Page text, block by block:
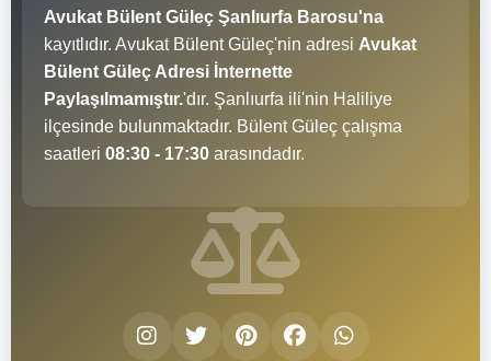
Avukat Bülent Güleç Şanlıurfa Barosu'na
kayıtlıdır. Avukat Bülent Güleç'nin adresi Avukat
Bülent Güleç Adresi İnternette
Paylaşılmamıştır.'dır. Şanlıurfa ili'nin Haliliye
ilçesinde bulunmaktadır. Bülent Güleç çalışma
saatleri 08:30 - 17:30 arasındadır.